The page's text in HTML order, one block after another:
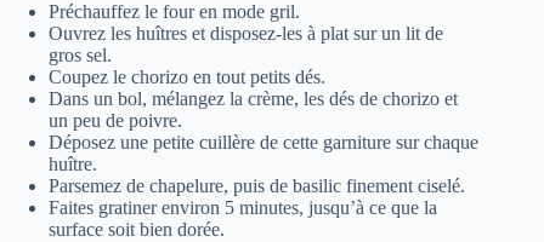
Préchauffez le four en mode gril.
Ouvrez les huîtres et disposez-les à plat sur un lit de
gros sel.
Coupez le chorizo en tout petits dés.
Dans un bol, mélangez la crème, les dés de chorizo et
un peu de poivre.
Déposez une petite cuillère de cette garniture sur chaque
huître.
Parsemez de chapelure, puis de basilic finement ciselé.
Faites gratiner environ 5 minutes, jusqu’à ce que la
surface soit bien dorée.